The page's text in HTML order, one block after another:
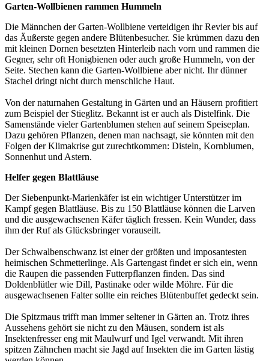
Garten-Wollbienen rammen Hummeln
Die Männchen der Garten-Wollbiene verteidigen ihr Revier bis auf
das Äußerste gegen andere Blütenbesucher. Sie krümmen dazu den
mit kleinen Dornen besetzten Hinterleib nach vorn und rammen die
Gegner, sehr oft Honigbienen oder auch große Hummeln, von der
Seite. Stechen kann die Garten-Wollbiene aber nicht. Ihr dünner
Stachel dringt nicht durch menschliche Haut.
Von der naturnahen Gestaltung in Gärten und an Häusern profitiert
zum Beispiel der Stieglitz. Bekannt ist er auch als Distelfink. Die
Samenstände vieler Gartenblumen stehen auf seinem Speiseplan.
Dazu gehören Pflanzen, denen man nachsagt, sie könnten mit den
Folgen der Klimakrise gut zurechtkommen: Disteln, Kornblumen,
Sonnenhut und Astern.
Helfer gegen Blattläuse
Der Siebenpunkt-Marienkäfer ist ein wichtiger Unterstützer im
Kampf gegen Blattläuse. Bis zu 150 Blattläuse können die Larven
und die ausgewachsenen Käfer täglich fressen. Kein Wunder, dass
ihm der Ruf als Glücksbringer vorauseilt.
Der Schwalbenschwanz ist einer der größten und imposantesten
heimischen Schmetterlinge. Als Gartengast findet er sich ein, wenn
die Raupen die passenden Futterpflanzen finden. Das sind
Doldenblütler wie Dill, Pastinake oder wilde Möhre. Für die
ausgewachsenen Falter sollte ein reiches Blütenbuffet gedeckt sein.
Die Spitzmaus trifft man immer seltener in Gärten an. Trotz ihres
Aussehens gehört sie nicht zu den Mäusen, sondern ist als
Insektenfresser eng mit Maulwurf und Igel verwandt. Mit ihren
spitzen Zähnchen macht sie Jagd auf Insekten die im Garten lästig